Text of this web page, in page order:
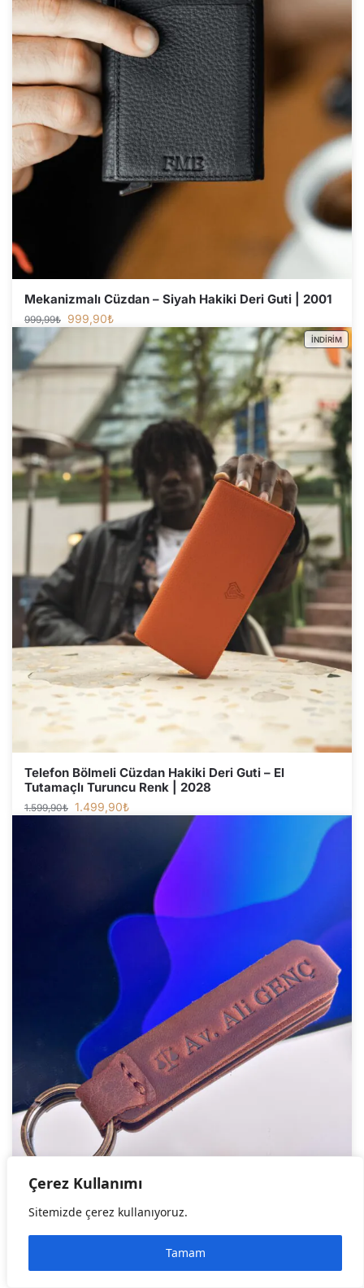
Çerez Kullanımı
Sitemizde çerez kullanıyoruz.
Tamam
Mekanizmalı Cüzdan – Siyah Hakiki Deri Guti | 2001
999,99₺ 999,90₺
İNDIRIM
Telefon Bölmeli Cüzdan Hakiki Deri Guti – El
Tutamaçlı Turuncu Renk | 2028
1.599,90₺ 1.499,90₺
Hakiki Deri Anahtarlık Fındık Renk